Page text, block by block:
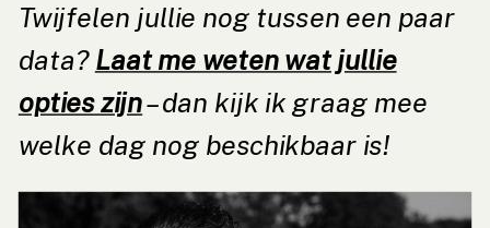
Twijfelen jullie nog tussen een paar
data? Laat me weten wat jullie
opties zijn– dan kijk ik graag mee
welke dag nog beschikbaar is!